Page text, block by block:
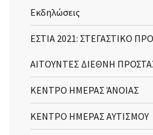
Εκδηλώσεις
ΕΣΤΙΑ 2021: ΣΤΕΓΑΣΤΙΚΟ
ΑΙΤΟΥΝΤΕΣ ΔΙΕΘΝΗ
ΚΕΝΤΡΟ ΗΜΕΡΑΣ ΆΝΟΙΑΣ
ΚΕΝΤΡΟ ΗΜΕΡΑΣ ΑΥΤΙΣΜΟΥ